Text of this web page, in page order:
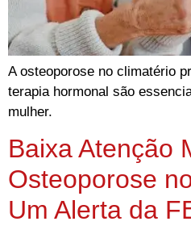
A osteoporose no climatério
terapia hormonal são
mulher.
Baixa Atenção
Osteoporose
Um Alerta da